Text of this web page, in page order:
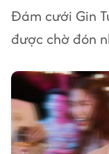
Đám cưới Gin
được chờ đón